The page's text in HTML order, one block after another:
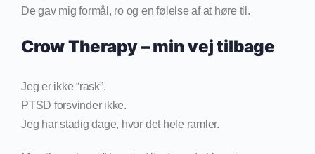
De gav mig formål, ro og en følelse af at høre til.
Crow Therapy – min vej tilbage
Jeg er ikke “rask”.
PTSD forsvinder ikke.
Jeg har stadig dage, hvor det hele ramler.